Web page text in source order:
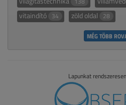
vitaindító 34 zöld oldal 28
MÉG TÖBB
Lapunkat